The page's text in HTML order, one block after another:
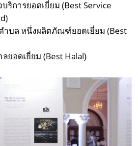
ริการยอดเยี่ยม (Best Service
ำบล หนึ่งผลิตภัณฑ์ยอดเยี่ยม (Best
ยอดเยี่ยม (Best Halal)